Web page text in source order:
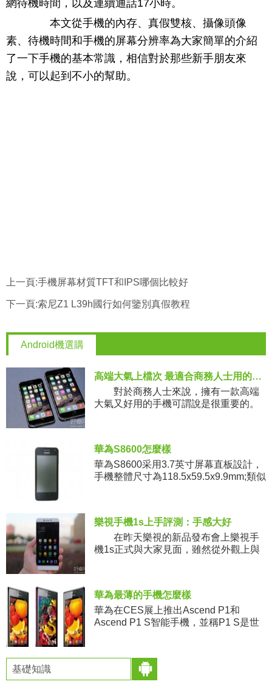
網待機時間，以及連續通話17小時。
本文從手機的內存、真假雙核、攝像頭像
素、待機時間和手機的屏幕分辨率為大家簡單的介紹
了一下手機的基本常識，相信對於那些新手朋友來
說，可以起到不小的幫助。
上一頁:手機屏幕材質TFT和IPS哪個比較好
下一頁:索尼Z1 L39h國行如何鑒別真假教程
Android機選購
高端大氣上檔次 最適合商務人士用的商務手機推薦
對於商務人士來說，擁有一款高端
大氣又好用的手機可謂說是很重要的。
華為S8600怎麼樣
華為S8600采用3.7英寸屏幕直板設計，
手機整體尺寸為118.5x59.5x9.9mm;類似
樂視手機1s上手評測：手感大好
在昨天樂視的新品發布會上樂視手
機1s正式與大家見面，雖然從外觀上與
華為最薄的手機怎麼樣
華為在CES展上推出Ascend P1和
Ascend P1 S智能手機，並稱P1 S是世
基礎知識